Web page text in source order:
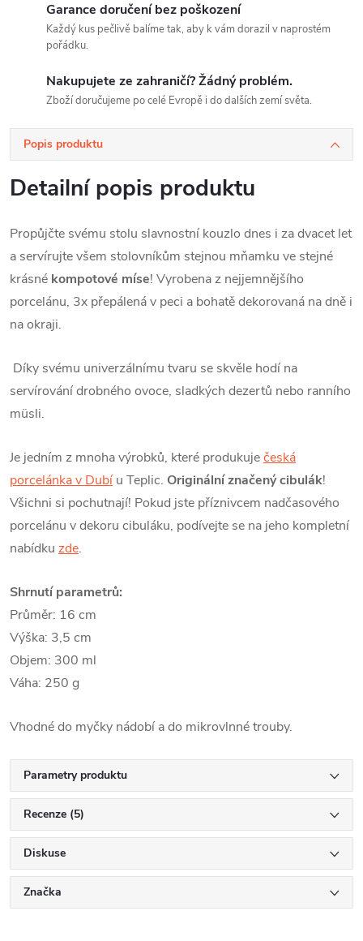
Garance doručení bez poškození
Každý kus pečlivě balíme tak, aby k vám dorazil v naprostém
pořádku.
Nakupujete ze zahraničí? Žádný problém.
Zboží doručujeme po celé Evropě i do dalších zemí světa.
Popis produktu
Detailní popis produktu
Propůjčte svému stolu slavnostní kouzlo dnes i za dvacet let
a servírujte všem stolovníkům stejnou mňamku ve stejné
krásné kompotové míse! Vyrobena z nejjemnějšího
porcelánu, 3x přepálená v peci a bohatě dekorovaná na dně i
na okraji.
Díky svému univerzálnímu tvaru se skvěle hodí na
servírování drobného ovoce, sladkých dezertů nebo ranního
müsli.
Je jedním z mnoha výrobků, které produkuječeská
porcelánka v Dubíu Teplic. Originální značený cibulák!
Všichni si pochutnají! Pokud jste příznivcem nadčasového
porcelánu v dekoru cibuláku, podívejte se na jeho kompletní
nabídku zde.
Shrnutí parametrů:
Průměr: 16 cm
Výška: 3,5 cm
Objem: 300 ml
Váha: 250 g
Vhodné do myčky nádobí a do mikrovlnné trouby.
Parametry produktu
Recenze (5)
Diskuse
Značka